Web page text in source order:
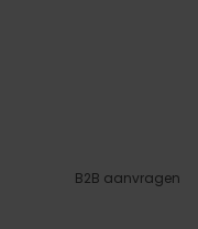
B2B aanvragen